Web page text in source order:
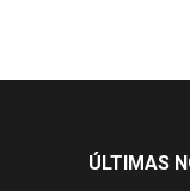
ÚLTIMAS